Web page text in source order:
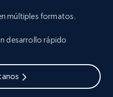
múltiples formatos.
desarrollo rápido